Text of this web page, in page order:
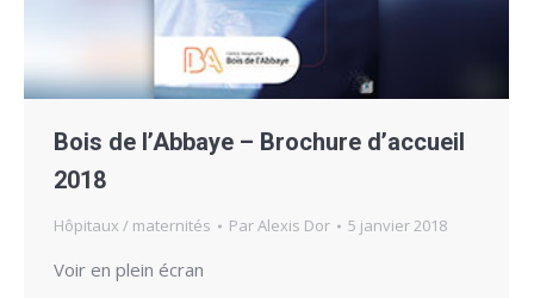
Bois de l’Abbaye – Brochure d’accueil
2018
Hôpitaux / maternités ParAlexis Dor 5 janvier 2018
Voir en plein écran